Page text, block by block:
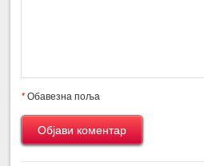
*Обавезна поља